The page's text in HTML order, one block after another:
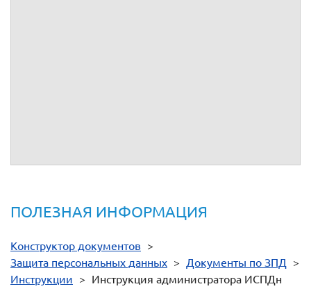
ПОЛЕЗНАЯ ИНФОРМАЦИЯ
Конструктор документов >
Защита персональных данных > Документы по ЗПД >
Инструкции > Инструкция администратора ИСПДн